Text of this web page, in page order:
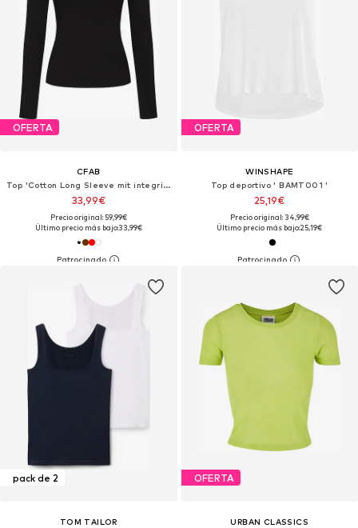
OFERTA
CFAB
Top 'Cotton Long Sleeve mit integriertem Wireless Bra'
33,99€
Precio original: 59,99€
Último precio más bajo:33,99€
OFERTA
WINSHAPE
Top deportivo ' BAMT001 '
25,19€
Precio original: 34,99€
Último precio más bajo:25,19€
pack de 2
TOM TAILOR
OFERTA
URBAN CLASSICS